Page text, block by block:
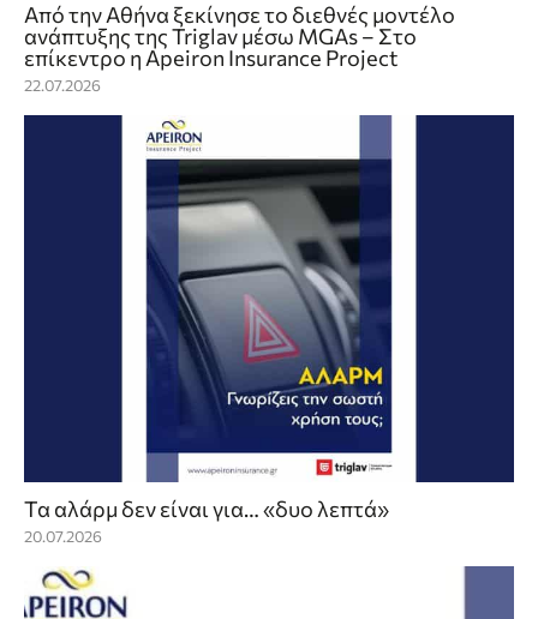
Από την Αθήνα ξεκίνησε το διεθνές μοντέλο
ανάπτυξης της Triglav μέσω MGAs – Στο
επίκεντρο η Apeiron Insurance Project
22.07.2026
Τα αλάρμ δεν είναι για… «δυο λεπτά»
20.07.2026